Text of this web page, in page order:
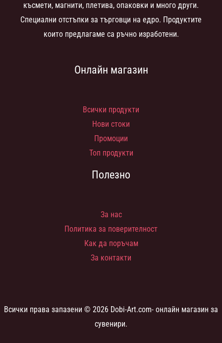
късмети, магнити, плетива, опаковки и много други.
Специални отстъпки за търговци на едро. Продуктите
които предлагаме са ръчно изработени.
Онлайн магазин
Всички продукти
Нови стоки
Промоции
Топ продукти
Полезно
За нас
Политика за поверителност
Как да поръчам
За контакти
Всички права запазени © 2026 Dobi-Art.com- онлайн магазин за
сувенири.